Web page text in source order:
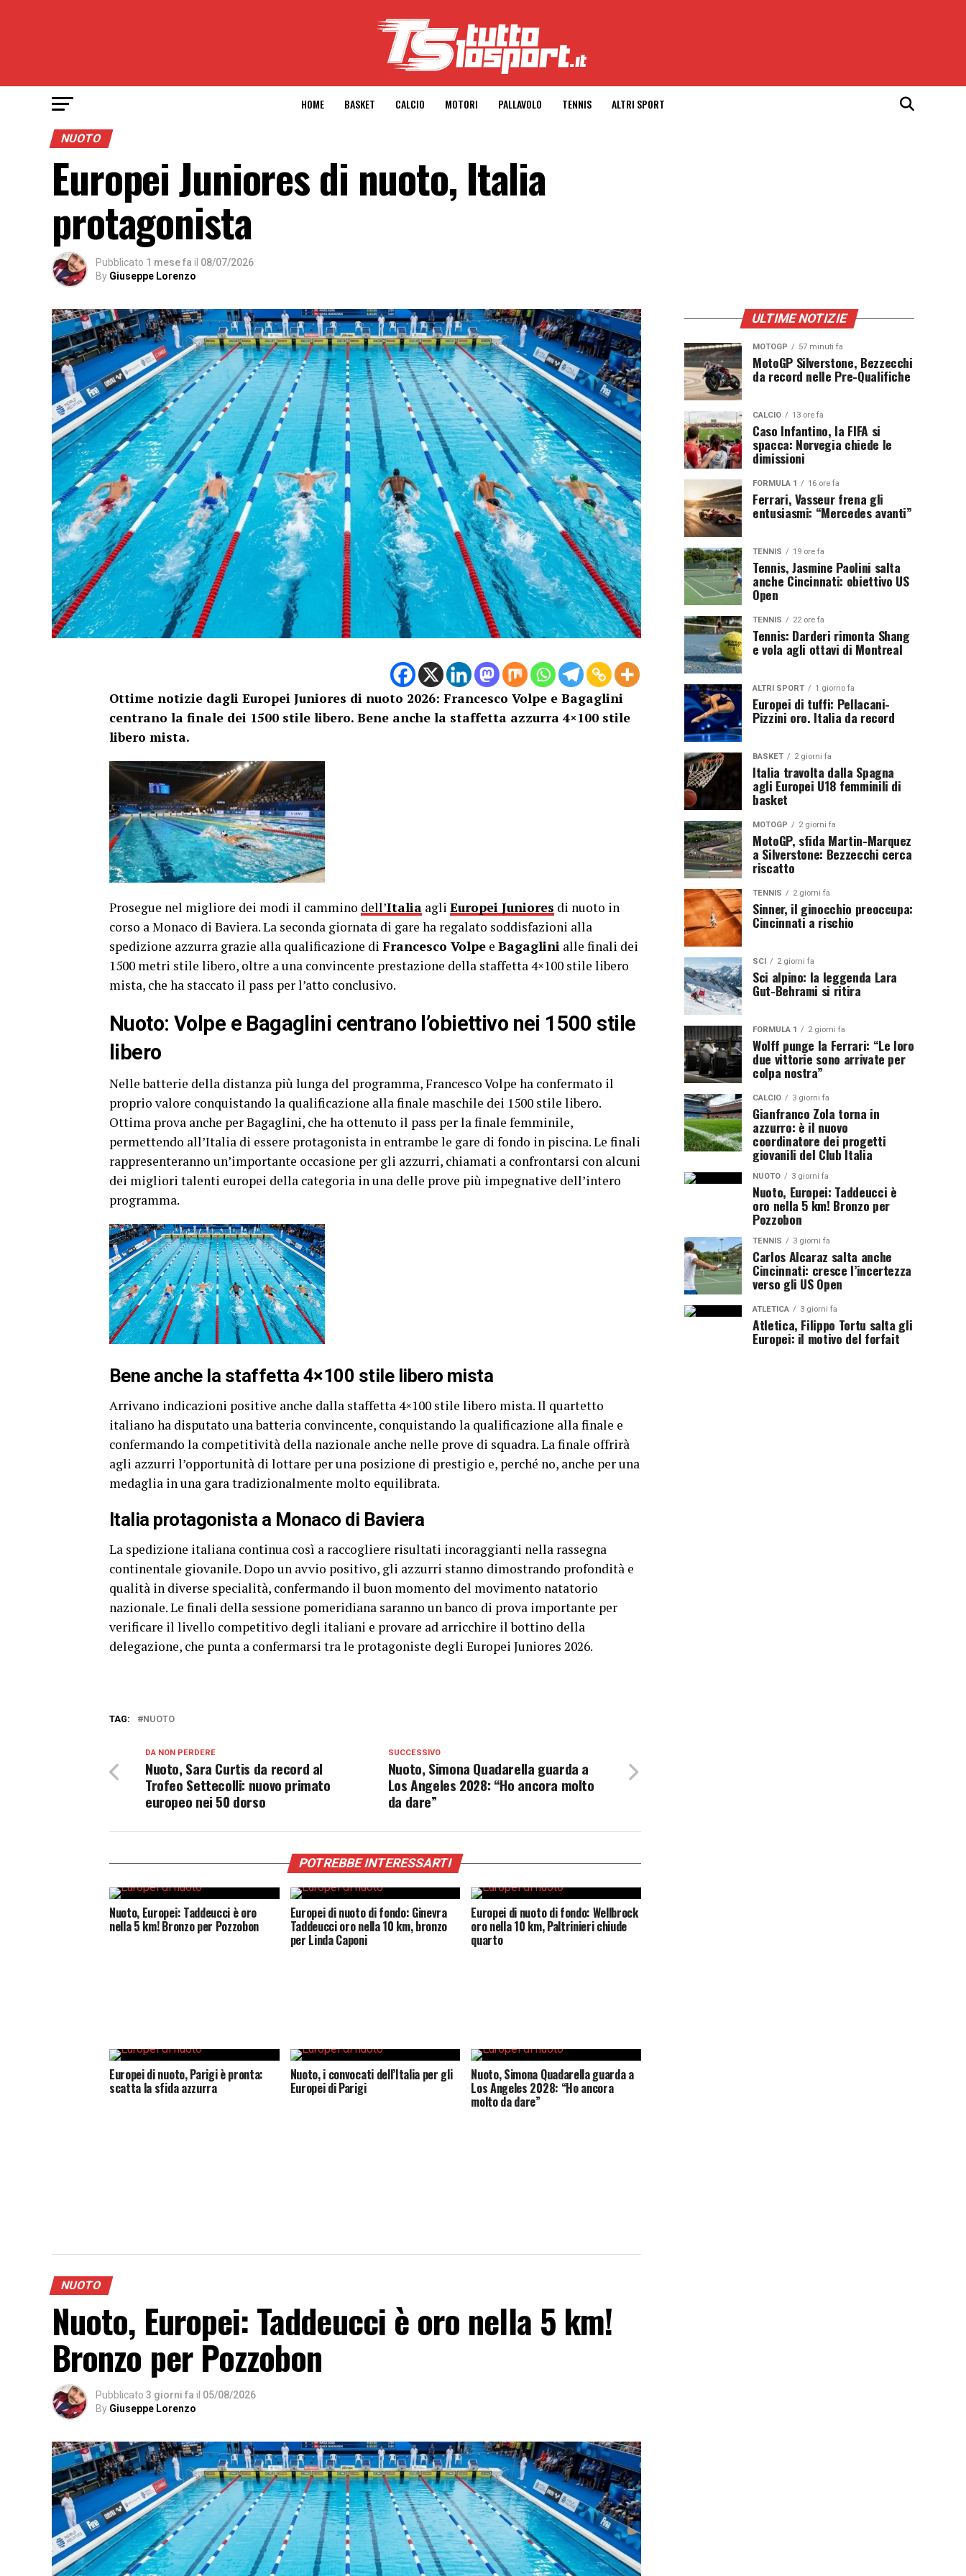
HOME BASKET CALCIO MOTORI PALLAVOLO TENNIS ALTRI SPORT
NUOTO
Europei Juniores di nuoto, Italia
protagonista
Pubblicato 1 mese fa il 08/07/2026
By Giuseppe Lorenzo
Ottime notizie dagli Europei Juniores di nuoto 2026: Francesco Volpe e Bagaglini
centrano la finale dei 1500 stile libero. Bene anche la staffetta azzurra 4×100 stile
libero mista.
Prosegue nel migliore dei modi il cammino dell’Italia agli Europei Juniores di nuoto in
corso a Monaco di Baviera. La seconda giornata di gare ha regalato soddisfazioni alla
spedizione azzurra grazie alla qualificazione di Francesco Volpe e Bagaglini alle finali dei
1500 metri stile libero, oltre a una convincente prestazione della staffetta 4×100 stile libero
mista, che ha staccato il pass per l’atto conclusivo.
Nuoto: Volpe e Bagaglini centrano l’obiettivo nei 1500 stile
libero
Nelle batterie della distanza più lunga del programma, Francesco Volpe ha confermato il
proprio valore conquistando la qualificazione alla finale maschile dei 1500 stile libero.
Ottima prova anche per Bagaglini, che ha ottenuto il pass per la finale femminile,
permettendo all’Italia di essere protagonista in entrambe le gare di fondo in piscina. Le finali
rappresenteranno un’importante occasione per gli azzurri, chiamati a confrontarsi con alcuni
dei migliori talenti europei della categoria in una delle prove più impegnative dell’intero
programma.
Bene anche la staffetta 4×100 stile libero mista
Arrivano indicazioni positive anche dalla staffetta 4×100 stile libero mista. Il quartetto
italiano ha disputato una batteria convincente, conquistando la qualificazione alla finale e
confermando la competitività della nazionale anche nelle prove di squadra. La finale offrirà
agli azzurri l’opportunità di lottare per una posizione di prestigio e, perché no, anche per una
medaglia in una gara tradizionalmente molto equilibrata.
Italia protagonista a Monaco di Baviera
La spedizione italiana continua così a raccogliere risultati incoraggianti nella rassegna
continentale giovanile. Dopo un avvio positivo, gli azzurri stanno dimostrando profondità e
qualità in diverse specialità, confermando il buon momento del movimento natatorio
nazionale. Le finali della sessione pomeridiana saranno un banco di prova importante per
verificare il livello competitivo degli italiani e provare ad arricchire il bottino della
delegazione, che punta a confermarsi tra le protagoniste degli Europei Juniores 2026.
TAG: NUOTO
SUCCESSIVO
Nuoto, Simona Quadarella guarda a
Los Angeles 2028: “Ho ancora molto
da dare”
DA NON PERDERE
Nuoto, Sara Curtis da record al
Trofeo Settecolli: nuovo primato
europeo nei 50 dorso
POTREBBE INTERESSARTI
Nuoto, Europei: Taddeucci è oro
nella 5 km! Bronzo per Pozzobon
Europei di nuoto di fondo: Ginevra
Taddeucci oro nella 10 km, bronzo
per Linda Caponi
Europei di nuoto di fondo: Wellbrock
oro nella 10 km, Paltrinieri chiude
quarto
Europei di nuoto, Parigi è pronta:
scatta la sfida azzurra
Nuoto, i convocati dell’Italia per gli
Europei di Parigi
Nuoto, Simona Quadarella guarda a
Los Angeles 2028: “Ho ancora
molto da dare”
NUOTO
Nuoto, Europei: Taddeucci è oro nella 5 km!
Bronzo per Pozzobon
Pubblicato 3 giorni fa il 05/08/2026
By Giuseppe Lorenzo
ULTIME NOTIZIE
MOTOGP 57 minuti fa
MotoGP Silverstone, Bezzecchi
da record nelle Pre-Qualifiche
CALCIO 13 ore fa
Caso Infantino, la FIFA si
spacca: Norvegia chiede le
dimissioni
FORMULA 1 16 ore fa
Ferrari, Vasseur frena gli
entusiasmi: “Mercedes avanti”
TENNIS 19 ore fa
Tennis, Jasmine Paolini salta
anche Cincinnati: obiettivo US
Open
TENNIS 22 ore fa
Tennis: Darderi rimonta Shang
e vola agli ottavi di Montreal
ALTRI SPORT 1 giorno fa
Europei di tuffi: Pellacani-
Pizzini oro. Italia da record
BASKET 2 giorni fa
Italia travolta dalla Spagna
agli Europei U18 femminili di
basket
MOTOGP 2 giorni fa
MotoGP, sfida Martin-Marquez
a Silverstone: Bezzecchi cerca
riscatto
TENNIS 2 giorni fa
Sinner, il ginocchio preoccupa:
Cincinnati a rischio
SCI 2 giorni fa
Sci alpino: la leggenda Lara
Gut-Behrami si ritira
FORMULA 1 2 giorni fa
Wolff punge la Ferrari: “Le loro
due vittorie sono arrivate per
colpa nostra”
CALCIO 3 giorni fa
Gianfranco Zola torna in
azzurro: è il nuovo
coordinatore dei progetti
giovanili del Club Italia
NUOTO 3 giorni fa
Nuoto, Europei: Taddeucci è
oro nella 5 km! Bronzo per
Pozzobon
TENNIS 3 giorni fa
Carlos Alcaraz salta anche
Cincinnati: cresce l’incertezza
verso gli US Open
ATLETICA 3 giorni fa
Atletica, Filippo Tortu salta gli
Europei: il motivo del forfait